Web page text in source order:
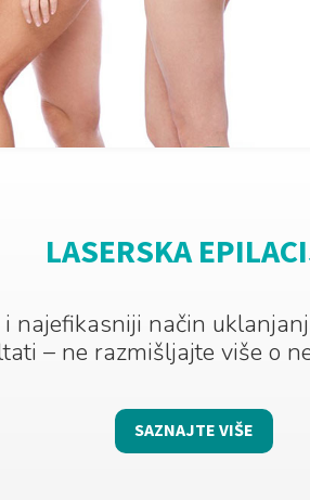
LASERSKA
najefikasniji način
– ne razmišljajte više o
SAZNAJTE VIŠE